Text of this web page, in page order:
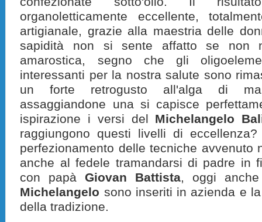
organoletticamente eccellente,
artigianale, grazie alla maestria delle
sapidità non si sente affatto se non
amarostica, segno che gli
interessanti per la nostra salute sono
un forte retrogusto all'alga di
assaggiandone una si capisce
ispirazione i versi del Michelangelo
raggiungono questi livelli di
perfezionamento delle tecniche avvenuto
anche al fedele tramandarsi di padre in
con papà Giovan Battista, oggi
Michelangelo sono inseriti in azienda e
della tradizione.